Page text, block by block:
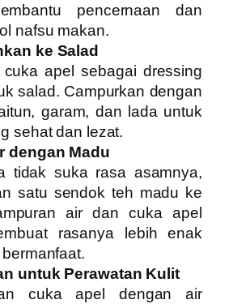
pencernaan dan
nafsu makan.
ke Salad
cuka apel sebagai dressing
salad. Campurkan dengan
garam, dan lada untuk
sehat dan lezat.
dengan Madu
tidak suka rasa asamnya,
satu sendok teh madu ke
air dan cuka apel
rasanya lebih enak
untuk Perawatan Kulit
cuka apel dengan air